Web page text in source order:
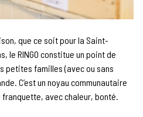
que ce soit pour la Saint-
le RINGO constitue un point de
petites familles (avec ou sans
C’est un noyau communautaire
franquette, avec chaleur, bonté.